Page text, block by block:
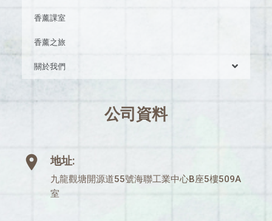
香薰課室
香薰之旅
關於我們
公司資料
地址:
九龍觀塘開源道55號海聯工業中心B座5樓509A
室